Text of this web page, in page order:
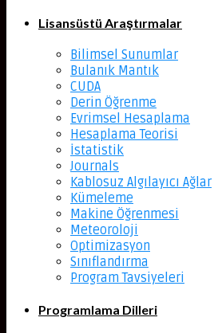
Lisansüstü Araştırmalar
Bilimsel Sunumlar
Bulanık Mantık
CUDA
Derin Öğrenme
Evrimsel Hesaplama
Hesaplama Teorisi
İstatistik
Journals
Kablosuz Algılayıcı Ağlar
Kümeleme
Makine Öğrenmesi
Meteoroloji
Optimizasyon
Sınıflandırma
Program Tavsiyeleri
Programlama Dilleri